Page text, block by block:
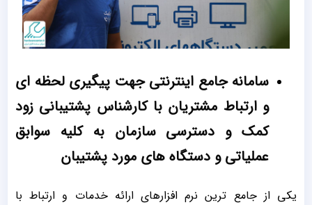
سامانه جامع اینترنتی جهت پیگیری لحظه ای
و ارتباط مشتریان با کارشناس پشتیبانی زود
کمک و دسترسی سازمان به کلیه سوابق
عملیاتی و دستگاه های مورد پشتیبان
یکی از جامع ترین نرم افزارهای ارائه خدمات و ارتباط با